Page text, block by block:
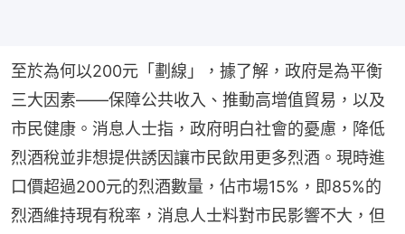
至於為何以200元「劃線」，據了解，政府是為平衡
三大因素——保障公共收入、推動高增值貿易，以及
市民健康。消息人士指，政府明白社會的憂慮，降低
烈酒稅並非想提供誘因讓市民飲用更多烈酒。現時進
口價超過200元的烈酒數量，佔市場15%，即85%的
烈酒維持現有稅率，消息人士料對市民影響不大，但